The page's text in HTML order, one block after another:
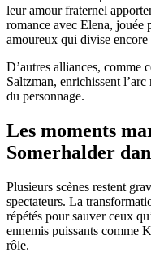
leur amour fraternel
romance avec Elena,
amoureux qui divise encore
D’autres alliances, comme
Saltzman, enrichissent
du personnage.
Les moments
Somerhalder
Plusieurs scènes restent
spectateurs. La
répétés pour sauver ceux
ennemis puissants comme
rôle.